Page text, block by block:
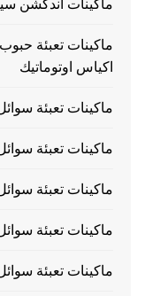
ماكينات اندكشن
ماكينات تعبئة
اكياس اوتوماتيك
ماكينات تعبئة
ماكينات تعبئة
ماكينات تعبئة
ماكينات تعبئة
ماكينات تعبئة